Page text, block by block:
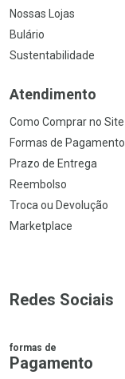
Nossas Lojas
Bulário
Sustentabilidade
Atendimento
Como Comprar no Site
Formas de Pagamento
Prazo de Entrega
Reembolso
Troca ou Devolução
Marketplace
Redes Sociais
formas de
Pagamento